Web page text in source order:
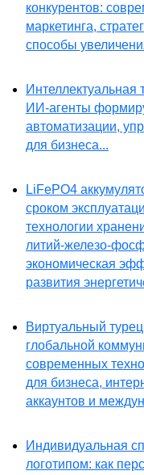
конкурентов:
маркетинга,
способы
ИИ-агенты
автоматизации,
для бизнеса...
LiFePO4
сроком
технологии
литий-железо-
экономическая
развития
Виртуальный
глобальной
современных
для бизнеса,
аккаунтов и
Индивидуальная
логотипом: как